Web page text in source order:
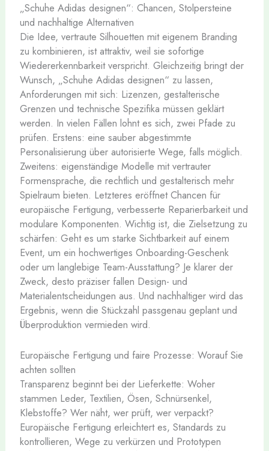
„Schuhe Adidas designen“: Chancen, Stolpersteine
und nachhaltige Alternativen
Die Idee, vertraute Silhouetten mit eigenem Branding
zu kombinieren, ist attraktiv, weil sie sofortige
Wiedererkennbarkeit verspricht. Gleichzeitig bringt der
Wunsch, „Schuhe Adidas designen“ zu lassen,
Anforderungen mit sich: Lizenzen, gestalterische
Grenzen und technische Spezifika müssen geklärt
werden. In vielen Fällen lohnt es sich, zwei Pfade zu
prüfen. Erstens: eine sauber abgestimmte
Personalisierung über autorisierte Wege, falls möglich.
Zweitens: eigenständige Modelle mit vertrauter
Formensprache, die rechtlich und gestalterisch mehr
Spielraum bieten. Letzteres eröffnet Chancen für
europäische Fertigung, verbesserte Reparierbarkeit und
modulare Komponenten. Wichtig ist, die Zielsetzung zu
schärfen: Geht es um starke Sichtbarkeit auf einem
Event, um ein hochwertiges Onboarding-Geschenk
oder um langlebige Team-Ausstattung? Je klarer der
Zweck, desto präziser fallen Design- und
Materialentscheidungen aus. Und nachhaltiger wird das
Ergebnis, wenn die Stückzahl passgenau geplant und
Überproduktion vermieden wird.
Europäische Fertigung und faire Prozesse: Worauf Sie
achten sollten
Transparenz beginnt bei der Lieferkette: Woher
stammen Leder, Textilien, Ösen, Schnürsenkel,
Klebstoffe? Wer näht, wer prüft, wer verpackt?
Europäische Fertigung erleichtert es, Standards zu
kontrollieren, Wege zu verkürzen und Prototypen